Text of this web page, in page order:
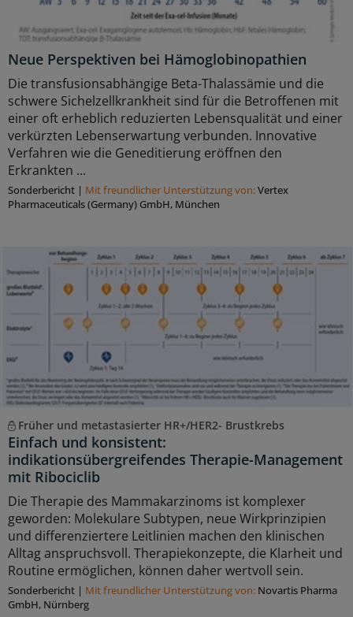
Neue Perspektiven bei Hämoglobinopathien
Die transfusionsabhängige Beta-Thalassämie und die
schwere Sichelzellkrankheit sind für die Betroffenen mit
einer oft erheblich reduzierten Lebensqualität und einer
verkürzten Lebenserwartung verbunden. Innovative
Verfahren wie die Geneditierung eröffnen den
Erkrankten ...
Sonderbericht | Mit freundlicher Unterstützung von:Vertex
Pharmaceuticals (Germany) GmbH, München
Früher und metastasierter HR+/HER2- Brustkrebs
Einfach und konsistent:
indikationsübergreifendes Therapie-Management
mit Ribociclib
Die Therapie des Mammakarzinoms ist komplexer
geworden: Molekulare Subtypen, neue Wirkprinzipien
und differenziertere Leitlinien machen den klinischen
Alltag anspruchsvoll. Therapiekonzepte, die Klarheit und
Routine ermöglichen, können daher wertvoll sein.
Sonderbericht | Mit freundlicher Unterstützung von: Novartis Pharma
GmbH, Nürnberg